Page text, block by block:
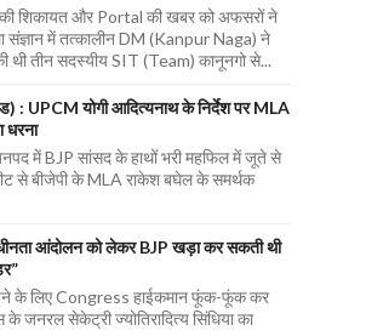
की शिकायत और Portal की खबर को अफसरों ने
संज्ञान में तत्कालीन DM (Kanpur Naga) ने
थी तीन सदस्यीय SIT (Team) कानूनगो से...
: UPCM योगी आदित्यनाथ के निर्देश पर MLA
धरना
में BJP सांसद के हाथों भरी महफिल में जूते से
से बीजेपी के MLA राकेश बघेल के समर्थक
आंदोलन को लेकर BJP खड़ा कर सकती थी
के लिए Congress हाईकमान फूंक-फूंक कर
जनरल सेकेट्री ज्योतिरादित्य सिंधिया का